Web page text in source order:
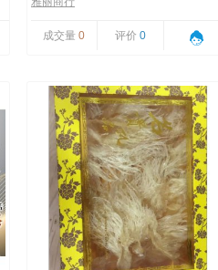
成交量 0 评价 0